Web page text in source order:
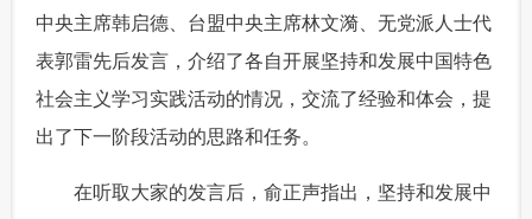
中央主席韩启德、台盟中央主席林文漪、无党派人士代
表郭雷先后发言，介绍了各自开展坚持和发展中国特色
社会主义学习实践活动的情况，交流了经验和体会，提
出了下一阶段活动的思路和任务。
在听取大家的发言后，俞正声指出，坚持和发展中